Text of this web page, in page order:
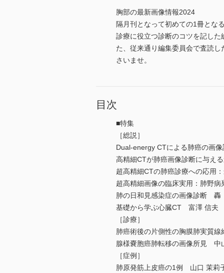
胸部の最新画像情報2024
隔月刊となって初めての1冊とな
診療に役立つ診断のコツを記し
た、従来通り編集委員会で査読
さいませ。
目次
■特集
［総説］
Dual-energy CTによる肺癌の画
高精細CTが肺癌画像診断に与え
超高精細CTの肺癌診療への応用
超高精細画像の臨床実用：肺野
肺の日和見感染症の画像診断
基礎から学ぶ心臓CT 富澤 信夫
［診療］
肺癌術後の片側性の胸膜肺実質
腺様嚢胞癌肺転移の画像所見 中
［症例］
肺原発筋上皮癌の1例 山口 茉莉